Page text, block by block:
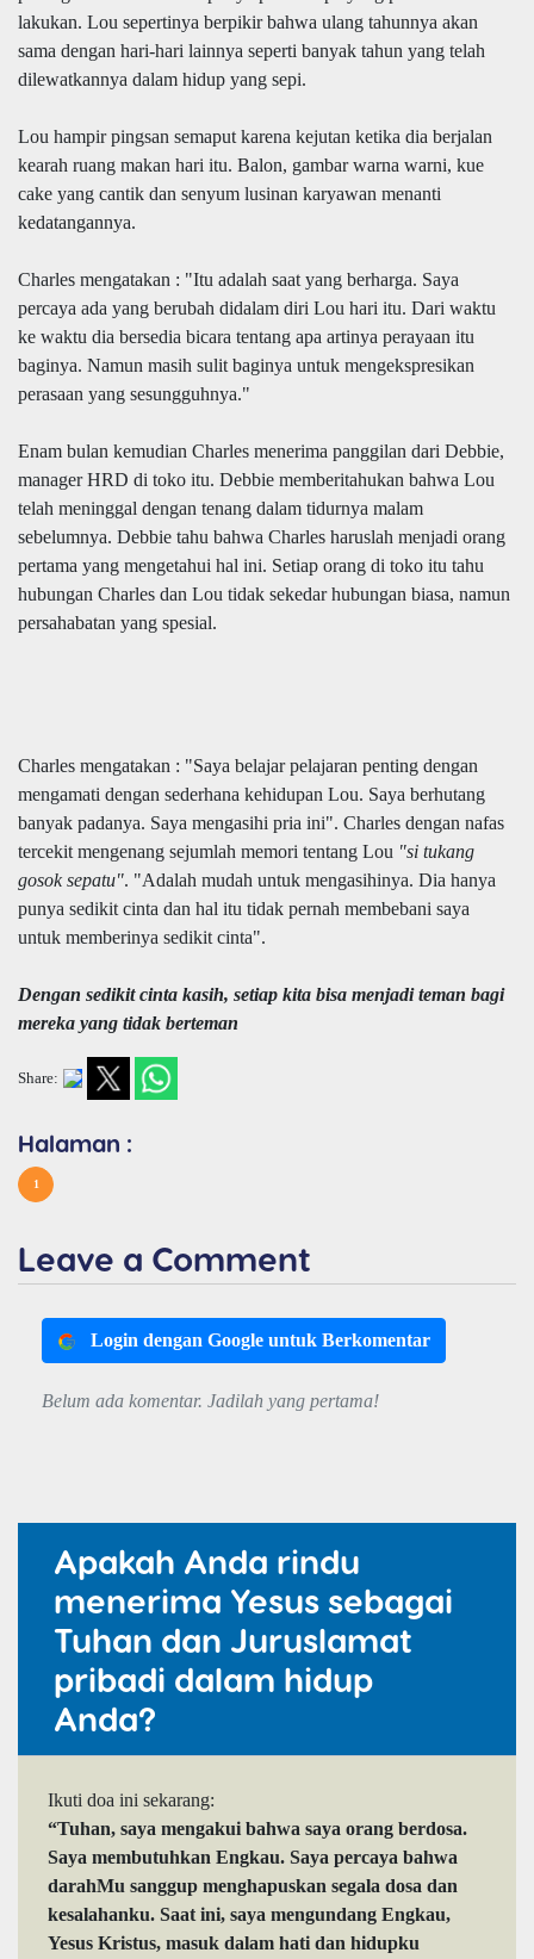
lakukan. Lou sepertinya berpikir bahwa ulang tahunnya akan
sama dengan hari-hari lainnya seperti banyak tahun yang telah
dilewatkannya dalam hidup yang sepi.
Lou hampir pingsan semaput karena kejutan ketika dia berjalan
kearah ruang makan hari itu. Balon, gambar warna warni, kue
cake yang cantik dan senyum lusinan karyawan menanti
kedatangannya.
Charles mengatakan : "Itu adalah saat yang berharga. Saya
percaya ada yang berubah didalam diri Lou hari itu. Dari waktu
ke waktu dia bersedia bicara tentang apa artinya perayaan itu
baginya. Namun masih sulit baginya untuk mengekspresikan
perasaan yang sesungguhnya."
Enam bulan kemudian Charles menerima panggilan dari Debbie,
manager HRD di toko itu. Debbie memberitahukan bahwa Lou
telah meninggal dengan tenang dalam tidurnya malam
sebelumnya. Debbie tahu bahwa Charles haruslah menjadi orang
pertama yang mengetahui hal ini. Setiap orang di toko itu tahu
hubungan Charles dan Lou tidak sekedar hubungan biasa, namun
persahabatan yang spesial.
Charles mengatakan : "Saya belajar pelajaran penting dengan
mengamati dengan sederhana kehidupan Lou. Saya berhutang
banyak padanya. Saya mengasihi pria ini". Charles dengan nafas
tercekit mengenang sejumlah memori tentang Lou "si tukang
gosok sepatu". "Adalah mudah untuk mengasihinya. Dia hanya
punya sedikit cinta dan hal itu tidak pernah membebani saya
untuk memberinya sedikit cinta".
Dengan sedikit cinta kasih, setiap kita bisa menjadi teman bagi
mereka yang tidak berteman
Share:
Halaman :
1
Leave a Comment
Login dengan Google untuk Berkomentar
Belum ada komentar. Jadilah yang pertama!
Apakah Anda rindu
menerima Yesus sebagai
Tuhan dan Juruslamat
pribadi dalam hidup
Anda?
Ikuti doa ini sekarang:
“Tuhan, saya mengakui bahwa saya orang berdosa.
Saya membutuhkan Engkau. Saya percaya bahwa
darahMu sanggup menghapuskan segala dosa dan
kesalahanku. Saat ini, saya mengundang Engkau,
Yesus Kristus, masuk dalam hati dan hidupku